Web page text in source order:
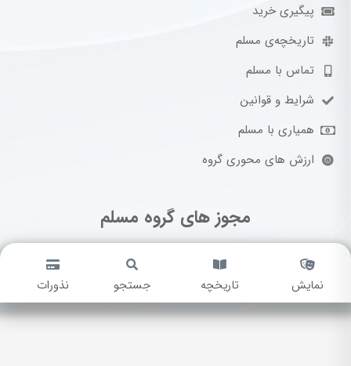
پیگیری خرید
تاریخچه‌ی مسلم
تماس با مسلم
شرایط و قوانین
همیاری با مسلم
ارزش های محوری گروه
مجوز های گروه مسلم
نمایش تاریخچه جستجو نذورات